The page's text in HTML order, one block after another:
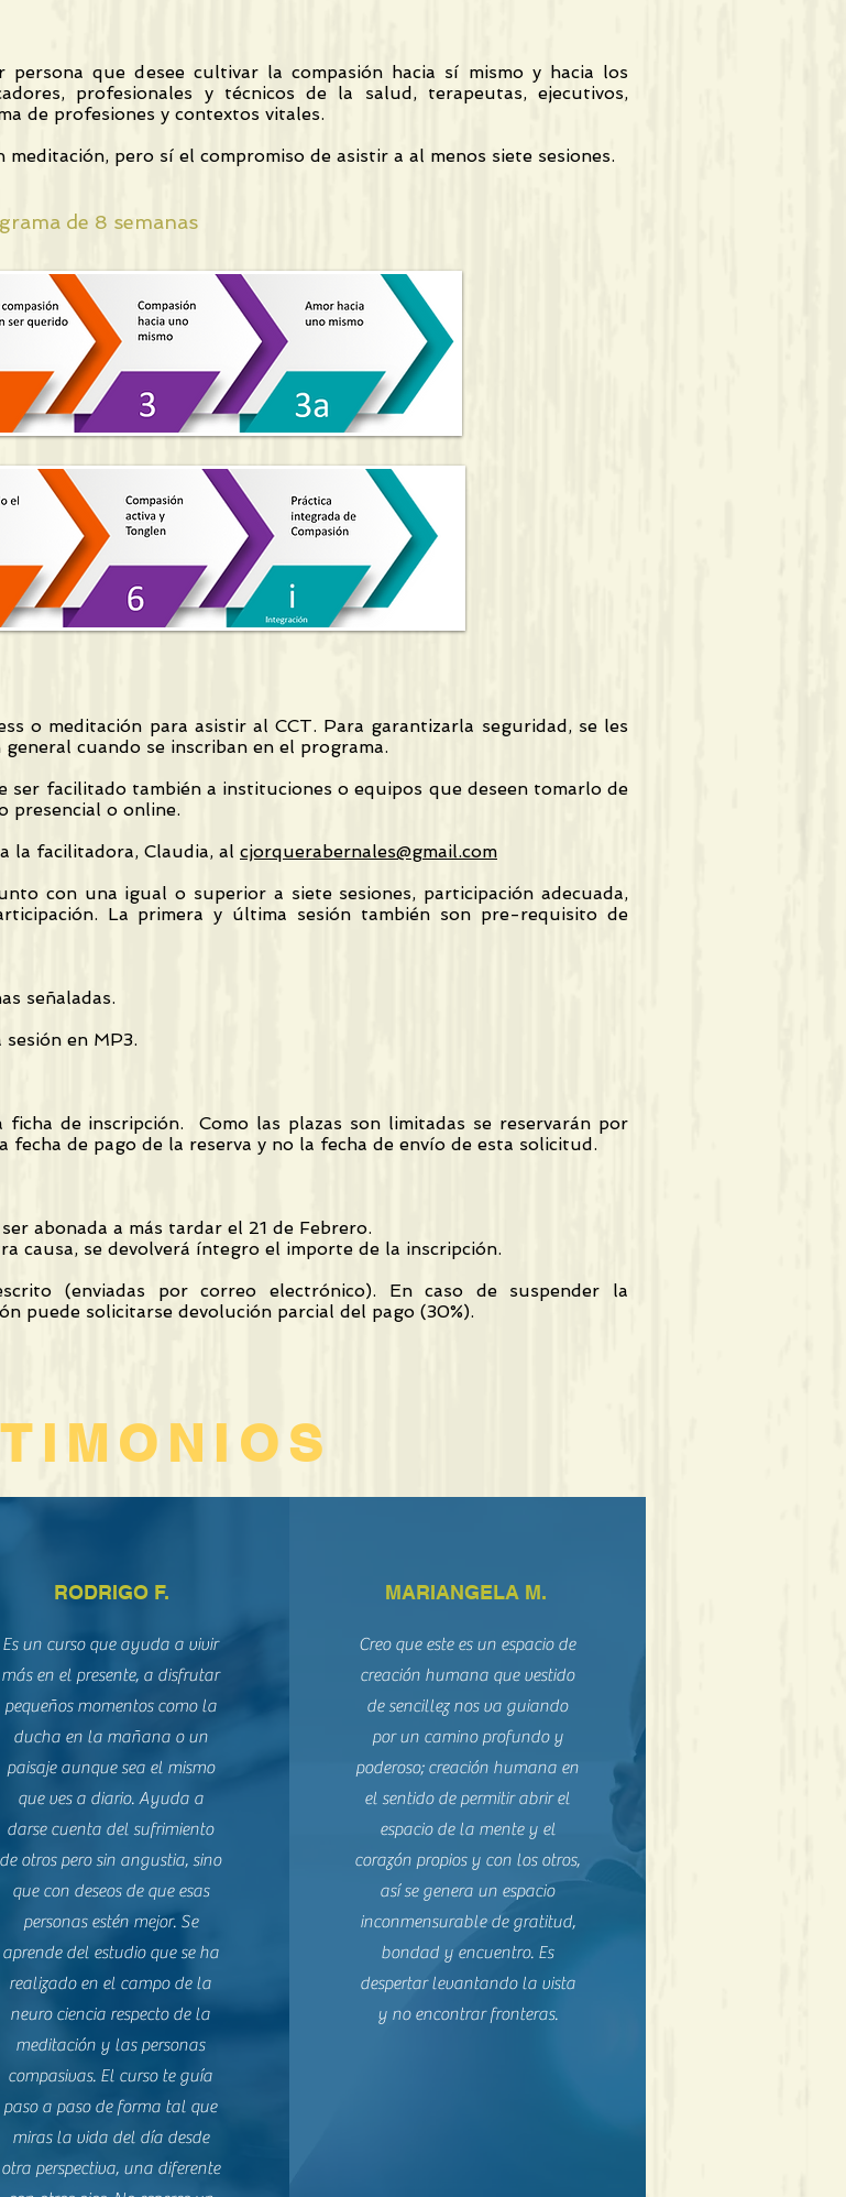
que desee cultivar la compasión hacia sí mismo y hacia los
profesionales y técnicos de la salud, terapeutas, ejecutivos,
de profesiones y contextos vitales.
pero sí el compromiso de asistir a al menos siete sesiones.
de 8 semanas
o meditación para asistir al CCT. Para garantizarla seguridad, se les
cuando se inscriban en el programa.
ser facilitado también a instituciones o equipos que deseen tomarlo de
presencial o online.
la facilitadora, Claudia, al cjorquerabernales@gmail.com
con una igual o superior a siete sesiones, participación adecuada,
La primera y última sesión también son pre-requisito de
señaladas.
en MP3.
de inscripción. Como las plazas son limitadas se reservarán por
de pago de la reserva y no la fecha de envío de esta solicitud.
abonada a más tardar el 21 de Febrero.
causa, se devolverá íntegro el importe de la inscripción.
(enviadas por correo electrónico). En caso de suspender la
puede solicitarse devolución parcial del pago (30%).
RODRIGO F.
Es un curso que ayuda a vivir
más en el presente, a disfrutar
pequeños momentos como la
ducha en la mañana o un
paisaje aunque sea el mismo
que ves a diario. Ayuda a
darse cuenta del sufrimiento
de otros pero sin angustia, sino
que con deseos de que esas
personas estén mejor. Se
aprende del estudio que se ha
realizado en el campo de la
neuro ciencia respecto de la
meditación y las personas
compasivas. El curso te guía
paso a paso de forma tal que
miras la vida del día desde
otra perspectiva, una diferente
MARIANGELA M.
Creo que este es un espacio de
creación humana que vestido
de sencillez nos va guiando
por un camino profundo y
poderoso; creación humana en
el sentido de permitir abrir el
espacio de la mente y el
corazón propios y con los otros,
así se genera un espacio
inconmensurable de gratitud,
bondad y encuentro. Es
despertar levantando la vista
y no encontrar fronteras.